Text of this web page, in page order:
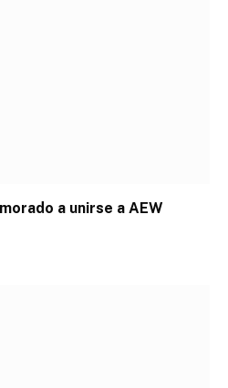
a unirse a AEW